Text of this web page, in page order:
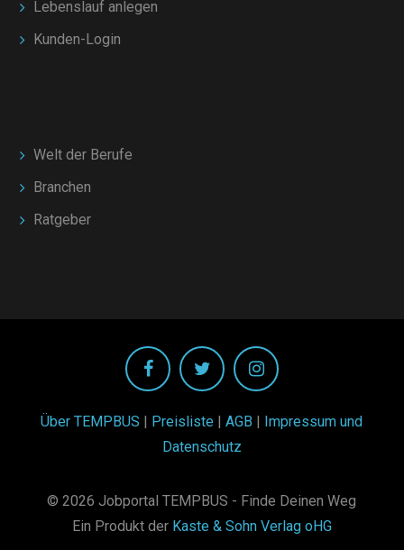
Lebenslauf anlegen
Kunden-Login
Welt der Berufe
Branchen
Ratgeber
Über TEMPBUS Preisliste |AGB
Impressum und
Datenschutz
© 2026 Jobportal TEMPBUS - Finde Deinen Weg
Ein Produkt der Kaste & Sohn Verlag oHG